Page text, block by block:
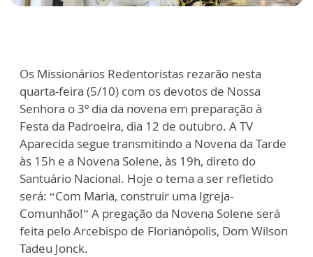
Os Missionários Redentoristas rezarão nesta
quarta-feira (5/10) com os devotos de Nossa
Senhora o 3º dia da novena em preparação à
Festa da Padroeira, dia 12 de outubro. A TV
Aparecida segue transmitindo a Novena da Tarde
às 15h e a Novena Solene, às 19h, direto do
Santuário Nacional. Hoje o tema a ser refletido
será: “Com Maria, construir uma Igreja-
Comunhão!” A pregação da Novena Solene será
feita pelo Arcebispo de Florianópolis, Dom Wilson
Tadeu Jonck.